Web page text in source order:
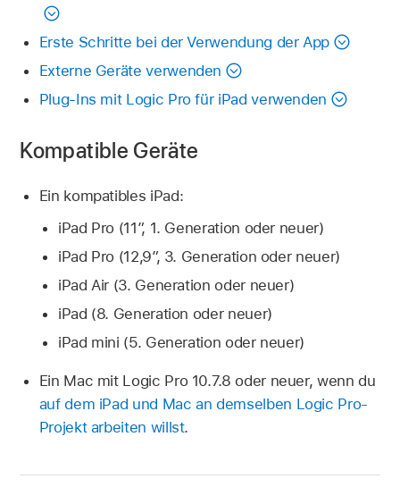
Erste Schritte bei der Verwendung der App
Externe Geräte verwenden
Plug-Ins mit Logic Pro für iPad verwenden
Kompatible Geräte
Ein kompatibles iPad:
iPad Pro (11″, 1. Generation oder neuer)
iPad Pro (12,9″, 3. Generation oder neuer)
iPad Air (3. Generation oder neuer)
iPad (8. Generation oder neuer)
iPad mini (5. Generation oder neuer)
Ein Mac mit Logic Pro 10.7.8 oder neuer, wenn du
auf dem iPad und Mac an demselben Logic Pro-
Projekt arbeiten willst.